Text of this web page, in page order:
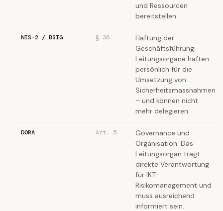
und Ressourcen
bereitstellen.
NIS-2 / BSIG § 38
Haftung der
Geschäftsführung:
Leitungsorgane haften
persönlich für die
Umsetzung von
Sicherheitsmassnahmen
– und können nicht
mehr delegieren.
DORA Art. 5
Governance und
Organisation: Das
Leitungsorgan trägt
direkte Verantwortung
für IKT-
Risikomanagement und
muss ausreichend
informiert sein.